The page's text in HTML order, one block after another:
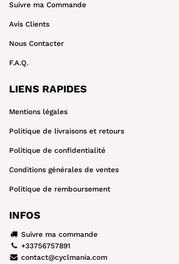
Suivre ma Commande
Avis Clients
Nous Contacter
F.A.Q.
LIENS RAPIDES
Mentions légales
Politique de livraisons et retours
Politique de confidentialité
Conditions générales de ventes
Politique de remboursement
INFOS
Suivre ma commande
+33756757891
contact@cyclmania.com